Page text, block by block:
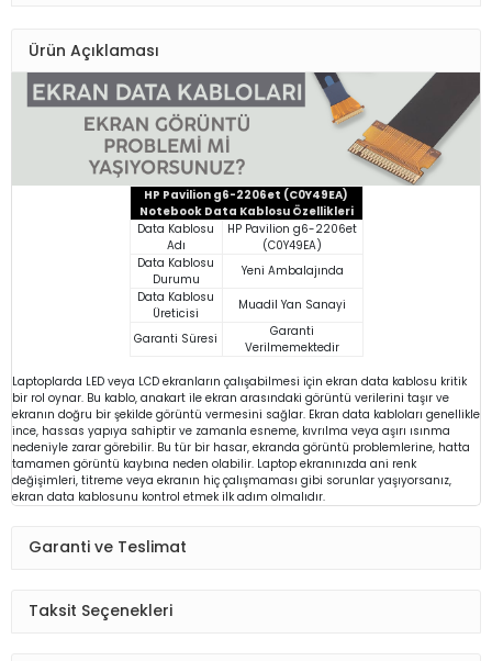
Ürün Açıklaması
HP Pavilion g6-2206et (C0Y49EA)
Notebook Data Kablosu Özellikleri
Data Kablosu
Adı
HP Pavilion g6-2206et
(C0Y49EA)
Data Kablosu
Durumu
Yeni Ambalajında
Data Kablosu
Üreticisi
Muadil Yan Sanayi
Garanti Süresi
Garanti
Verilmemektedir
Laptoplarda LED veya LCD ekranların çalışabilmesi için ekran data kablosu kritik
bir rol oynar. Bu kablo, anakart ile ekran arasındaki görüntü verilerini taşır ve
ekranın doğru bir şekilde görüntü vermesini sağlar. Ekran data kabloları genellikle
ince, hassas yapıya sahiptir ve zamanla esneme, kıvrılma veya aşırı ısınma
nedeniyle zarar görebilir. Bu tür bir hasar, ekranda görüntü problemlerine, hatta
tamamen görüntü kaybına neden olabilir. Laptop ekranınızda ani renk
değişimleri, titreme veya ekranın hiç çalışmaması gibi sorunlar yaşıyorsanız,
ekran data kablosunu kontrol etmek ilk adım olmalıdır.
Garanti ve Teslimat
Taksit Seçenekleri